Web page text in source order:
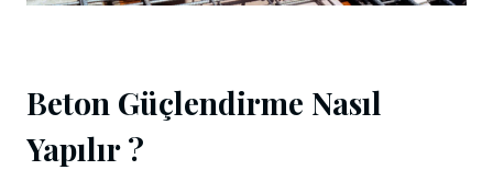
Beton Güçlendirme Nasıl
Yapılır ?